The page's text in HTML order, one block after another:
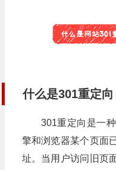
什么是301重定向
301重定向是一种
擎和浏览器某个页面
址。当用户访问旧页